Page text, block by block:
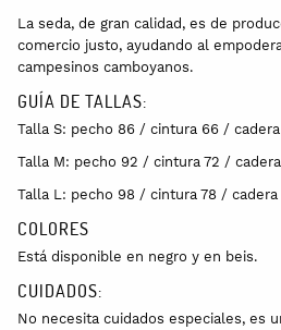
La seda, de gran calidad, es de
comercio justo, ayudando al
campesinos camboyanos.
GUÍA DE TALLAS:
Talla S: pecho 86 / cintura 66 /
Talla M: pecho 92 / cintura 72 /
Talla L: pecho 98 / cintura 78 / cadera
COLORES
Está disponible en negro y en beis.
CUIDADOS:
No necesita cuidados especiales, es